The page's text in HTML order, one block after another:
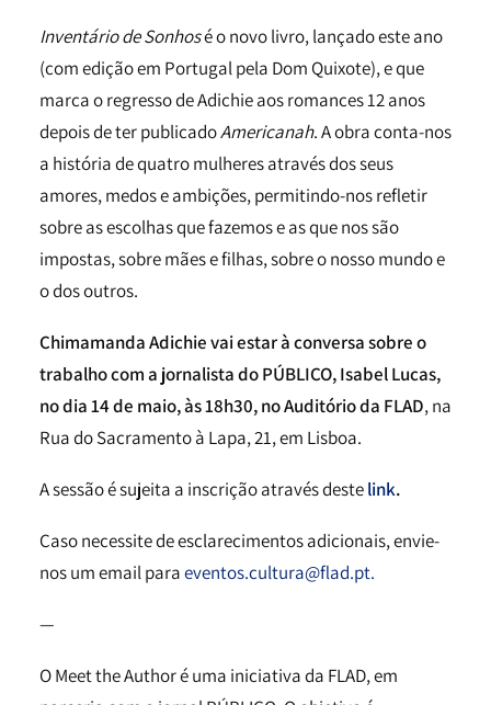
Inventário de Sonhosé o novo livro, lançado este ano
(com edição em Portugal pela Dom Quixote), e que
marca o regresso de Adichie aos romances 12 anos
depois de ter publicadoAmericanah. A obra conta-nos
a história de quatro mulheres através dos seus
amores, medos e ambições, permitindo-nos refletir
sobre as escolhas que fazemos e as que nos são
impostas, sobre mães e filhas, sobre o nosso mundo e
o dos outros.
Chimamanda Adichie vai estar à conversa sobre o
trabalho com a jornalista do PÚBLICO, Isabel Lucas,
no dia 14 de maio, às 18h30, no Auditório da FLAD, na
Rua do Sacramento à Lapa, 21, em Lisboa.
A sessão é sujeita a inscrição através destelink.
Caso necessite de esclarecimentos adicionais, envie-
nos um email paraeventos.cultura@flad.pt.
—
O Meet the Author é uma iniciativa da FLAD, em